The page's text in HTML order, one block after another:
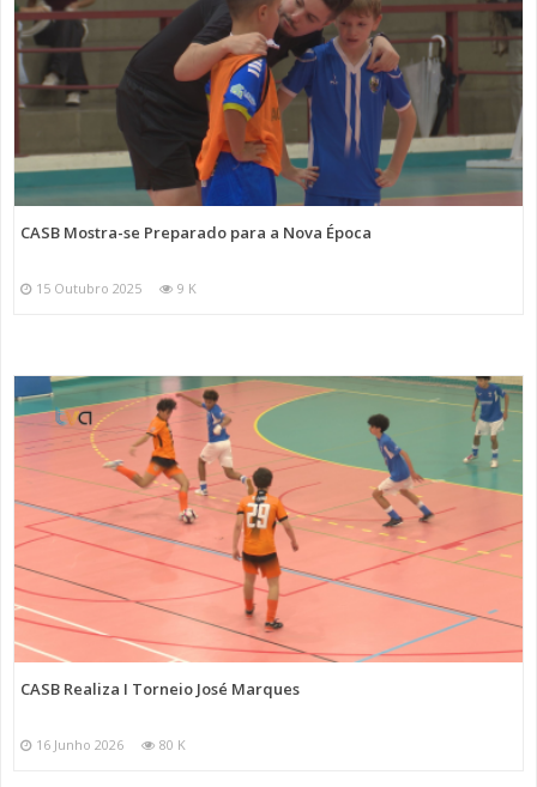
CASB Mostra-se Preparado para a Nova Época
15 Outubro 2025 9 K
CASB Realiza I Torneio José Marques
16 Junho 2026 80 K